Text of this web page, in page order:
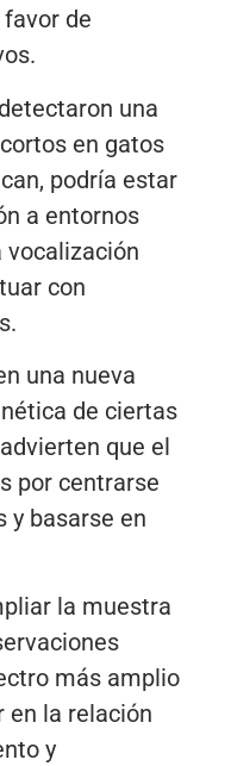
de
una
en gatos
podría estar
a entornos
vocalización
con
una nueva
de ciertas
que el
por centrarse
y basarse en
la muestra
más amplio
en la relación
y